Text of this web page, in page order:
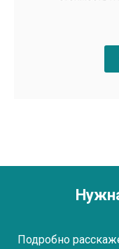
Подробно